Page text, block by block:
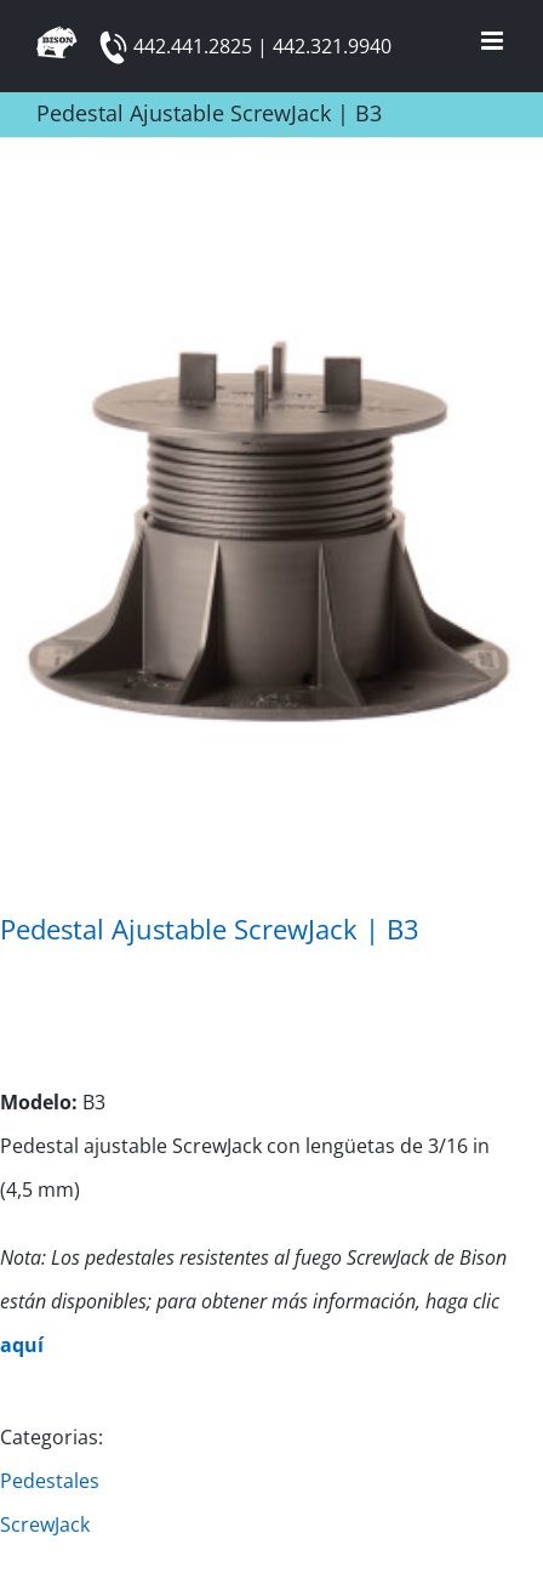
content
442.441.2825 | 442.321.9940
Pedestal Ajustable ScrewJack | B3
Pedestal Ajustable ScrewJack | B3
Modelo: B3
Pedestal ajustable ScrewJack con lengüetas de 3/16 in
(4,5 mm)
Nota: Los pedestales resistentes al fuego ScrewJack de Bison
están disponibles; para obtener más información, haga clic
aquí
Categorias:
Pedestales
ScrewJack